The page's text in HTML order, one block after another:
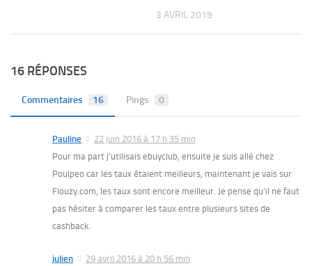
3 AVRIL 2019
16 RÉPONSES
Commentaires 16 Pings 0
Pauline
22 juin 2016 à 17 h 35 min
Pour ma part j’utilisais ebuyclub, ensuite je suis allé chez
Poulpeo car les taux étaient meilleurs, maintenant je vais sur
Flouzy.com, les taux sont encore meilleur. Je pense qu’il ne faut
pas hésiter à comparer les taux entre plusieurs sites de
cashback.
julien
29 avril 2016 à 20 h 56 min